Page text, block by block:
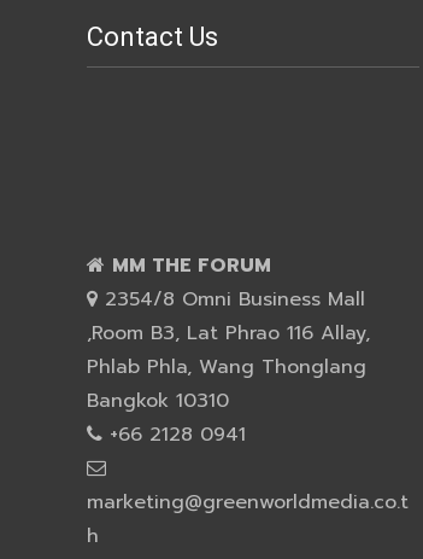
Contact Us
MM THE FORUM
2354/8 Omni Business Mall
,Room B3, Lat Phrao 116 Allay,
Phlab Phla, Wang Thonglang
Bangkok 10310
+66 2128 0941
marketing@greenworldmedia.co.t
h